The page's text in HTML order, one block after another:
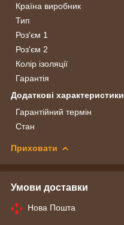
Країна виробник
Тип
Роз'єм 1
Роз'єм 2
Колір ізоляції
Гарантія
Додаткові характеристики
Гарантійний термін
Стан
Приховати
Умови доставки
Нова Пошта